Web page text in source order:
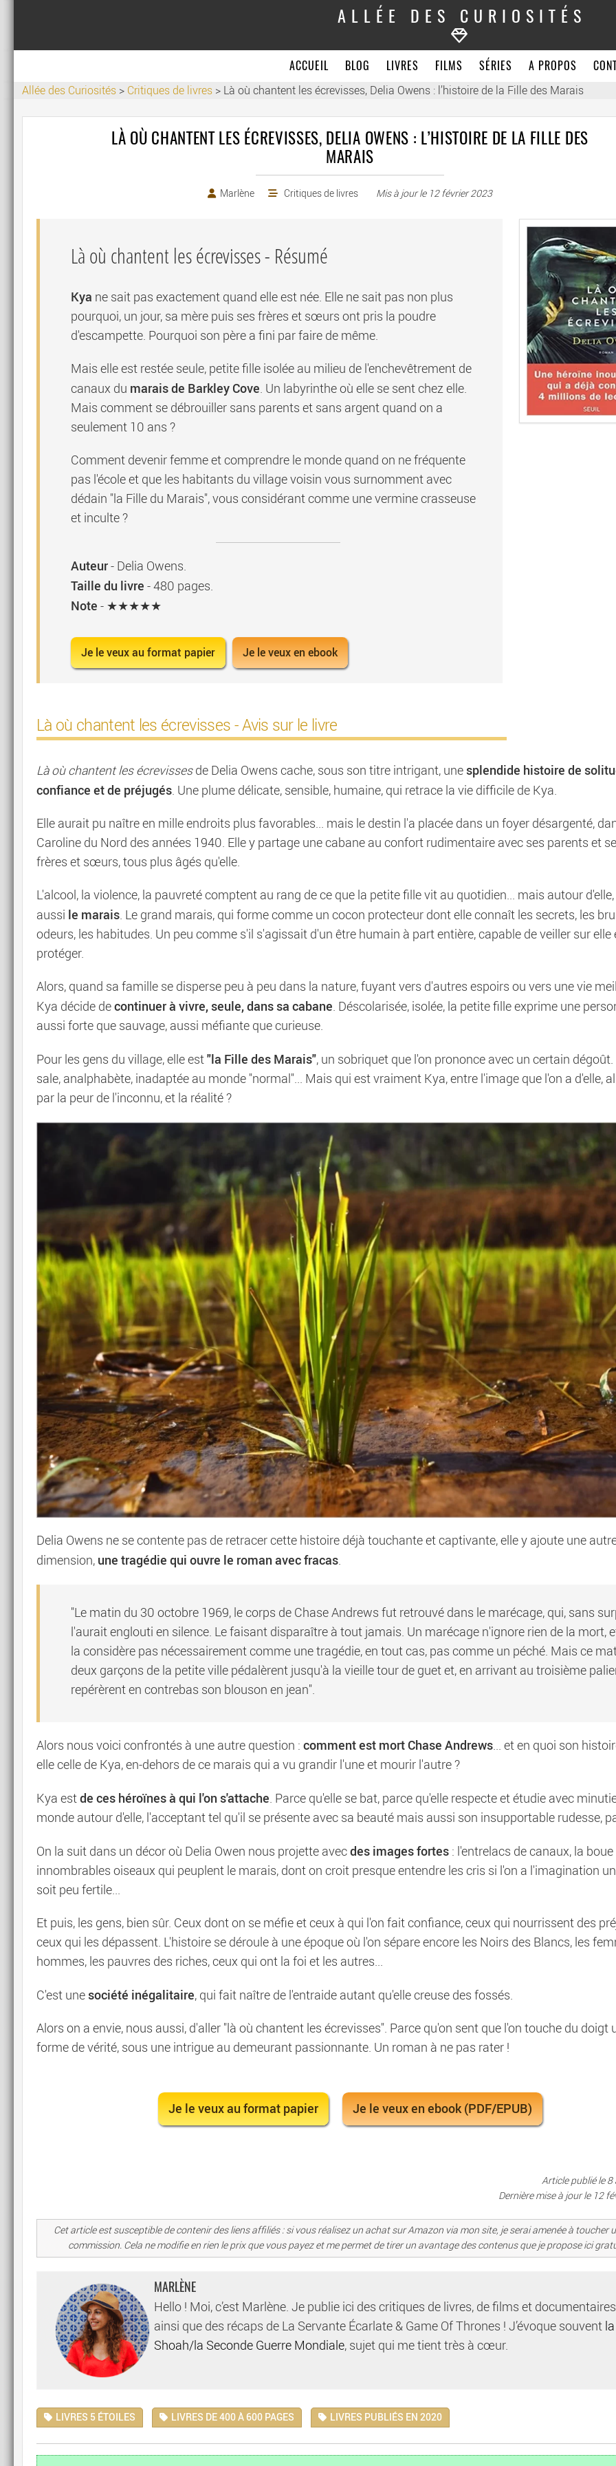
ALLÉE DES CURIOSITÉS
ACCUEIL BLOG LIVRES FILMS SÉRIES A PROPOS
Allée des Curiosités > Critiques de livres > Là où chantent les écrevisses, Delia Owens : l’histoire de la Fille des Marais
LÀ OÙ CHANTENT LES ÉCREVISSES, DELIA OWENS : L’HISTOIRE DE LA FILLE DES
MARAIS
Marlène Critiques de livres Mis à jour le 12 février 2023
Là où chantent les écrevisses- Résumé
Kya ne sait pas exactement quand elle est née. Elle ne sait pas non plus
pourquoi, un jour, sa mère puis ses frères et sœurs ont pris la poudre
d'escampette. Pourquoi son père a fini par faire de même.
Mais elle est restée seule, petite fille isolée au milieu de l'enchevêtrement de
canaux du marais de Barkley Cove. Un labyrinthe où elle se sent chez elle.
Mais comment se débrouiller sans parents et sans argent quand on a
seulement 10 ans ?
Comment devenir femme et comprendre le monde quand on ne fréquente
pas l'école et que les habitants du village voisin vous surnomment avec
dédain "la Fille du Marais", vous considérant comme une vermine crasseuse
et inculte ?
Auteur- Delia Owens.
Taille du livre -480 pages.
Note - ★★★★★
Je le veux au format papier Je le veux en ebook
Là où chantent les écrevisses - Avis sur le livre
Là où chantent les écrevissesde Delia Owens cache, sous son titre intrigant, unesplendide histoire de
confiance et de préjugés. Une plume délicate, sensible, humaine, qui retrace la vie difficile de Kya.
Elle aurait pu naître en mille endroits plus favorables... mais le destin l'a placée dans un foyer désargenté,
Caroline du Nord des années 1940. Elle y partage une cabane au confort rudimentaire avec ses parents et
frères et sœurs, tous plus âgés qu'elle.
L'alcool, la violence, la pauvreté comptent au rang de ce que la petite fille vit au quotidien... mais autour
aussi le marais. Le grand marais, qui forme comme un cocon protecteur dont elle connaît les secrets, les
odeurs, les habitudes. Un peu comme s'il s'agissait d'un être humain à part entière, capable de veiller sur elle
protéger.
Alors, quand sa famille se disperse peu à peu dans la nature, fuyant vers d'autres espoirs ou vers une vie
Kya décide decontinuer à vivre, seule, dans sa cabane. Déscolarisée, isolée, la petite fille exprime une
aussi forte que sauvage, aussi méfiante que curieuse.
Pour les gens du village, elle est"la Fille des Marais", un sobriquet que l'on prononce avec un certain
sale, analphabète, inadaptée au monde "normal"... Mais qui est vraiment Kya, entre l'image que l'on a d'elle,
par la peur de l'inconnu, et la réalité ?
Delia Owens ne se contente pas de retracer cette histoire déjà touchante et captivante, elle y ajoute une
dimension, une tragédie qui ouvre le roman avec fracas.
"Le matin du 30 octobre 1969, le corps de Chase Andrews fut retrouvé dans le marécage, qui, sans
l'aurait englouti en silence. Le faisant disparaître à tout jamais. Un marécage n'ignore rien de la mort,
la considère pas nécessairement comme une tragédie, en tout cas, pas comme un péché. Mais ce
deux garçons de la petite ville pédalèrent jusqu'à la vieille tour de guet et, en arrivant au troisième
repérèrent en contrebas son blouson en jean".
Alors nous voici confrontés à une autre question :comment est mort Chase Andrews... et en quoi son
elle celle de Kya, en-dehors de ce marais qui a vu grandir l'une et mourir l'autre ?
Kya estde ces héroïnes à qui l'on s'attache. Parce qu'elle se bat, parce qu'elle respecte et étudie avec
monde autour d'elle, l'acceptant tel qu'il se présente avec sa beauté mais aussi son insupportable rudesse,
On la suit dans un décor où Delia Owen nous projette avecdes images fortes : l'entrelacs de canaux, la boue
innombrables oiseaux qui peuplent le marais, dont on croit presque entendre les cris si l'on a l'imagination
soit peu fertile...
Et puis, les gens, bien sûr. Ceux dont on se méfie et ceux à qui l'on fait confiance, ceux qui nourrissent des
ceux qui les dépassent. L'histoire se déroule à une époque où l'on sépare encore les Noirs des Blancs, les
hommes, les pauvres des riches, ceux qui ont la foi et les autres...
C'est unesociété inégalitaire, qui fait naître de l'entraide autant qu'elle creuse des fossés.
Alors on a envie, nous aussi, d'aller "là où chantent les écrevisses". Parce qu'on sent que l'on touche du doigt
forme de vérité, sous une intrigue au demeurant passionnante. Un roman à ne pas rater !
Je le veux au format papier Je le veux en ebook (PDF/EPUB)
Article publié le 8
Dernière mise à jour le 12
Cet article est susceptible de contenir des liens affiliés : si vous réalisez un achat sur Amazon via mon site, je serai amenée à toucher
commission. Cela ne modifie en rien le prix que vous payez et me permet de tirer un avantage des contenus que je propose ici
MARLÈNE
Hello ! Moi, c’est Marlène. Je publie ici des critiques de livres, de films et
ainsi que des récaps de La Servante Écarlate & Game Of Thrones ! J’évoque souvent la
Shoah/la Seconde Guerre Mondiale, sujet qui me tient très à cœur.
LIVRES 5 ÉTOILES LIVRES DE 400 À 600 PAGES LIVRES PUBLIÉS EN 2020